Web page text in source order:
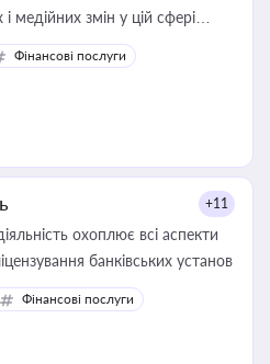
медійних змін у цій сфері
керівника, юриста або
приватизації, оренди
угод і перевірки
Фінансові послуги
+11
охоплює всі аспекти
банківських установ
Фінансові послуги